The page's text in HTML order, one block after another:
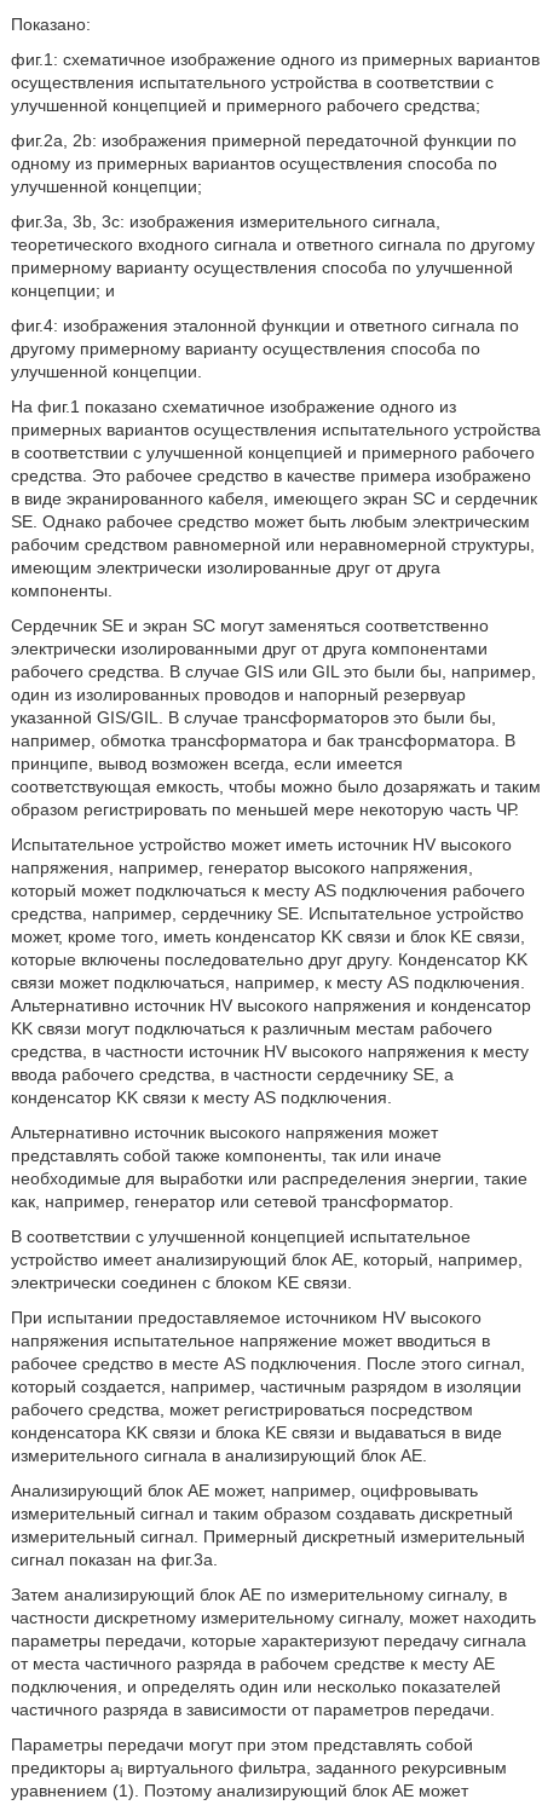
Показано:
фиг.1: схематичное изображение одного из примерных вариантов
осуществления испытательного устройства в соответствии с
улучшенной концепцией и примерного рабочего средства;
фиг.2a, 2b: изображения примерной передаточной функции по
одному из примерных вариантов осуществления способа по
улучшенной концепции;
фиг.3a, 3b, 3c: изображения измерительного сигнала,
теоретического входного сигнала и ответного сигнала по другому
примерному варианту осуществления способа по улучшенной
концепции; и
фиг.4: изображения эталонной функции и ответного сигнала по
другому примерному варианту осуществления способа по
улучшенной концепции.
На фиг.1 показано схематичное изображение одного из
примерных вариантов осуществления испытательного устройства
в соответствии с улучшенной концепцией и примерного рабочего
средства. Это рабочее средство в качестве примера изображено
в виде экранированного кабеля, имеющего экран SC и сердечник
SE. Однако рабочее средство может быть любым электрическим
рабочим средством равномерной или неравномерной структуры,
имеющим электрически изолированные друг от друга
компоненты.
Сердечник SE и экран SC могут заменяться соответственно
электрически изолированными друг от друга компонентами
рабочего средства. В случае GIS или GIL это были бы, например,
один из изолированных проводов и напорный резервуар
указанной GIS/GIL. В случае трансформаторов это были бы,
например, обмотка трансформатора и бак трансформатора. В
принципе, вывод возможен всегда, если имеется
соответствующая емкость, чтобы можно было дозаряжать и таким
образом регистрировать по меньшей мере некоторую часть ЧР.
Испытательное устройство может иметь источник HV высокого
напряжения, например, генератор высокого напряжения,
который может подключаться к месту AS подключения рабочего
средства, например, сердечнику SE. Испытательное устройство
может, кроме того, иметь конденсатор KK связи и блок KE связи,
которые включены последовательно друг другу. Конденсатор KK
связи может подключаться, например, к месту AS подключения.
Альтернативно источник HV высокого напряжения и конденсатор
KK связи могут подключаться к различным местам рабочего
средства, в частности источник HV высокого напряжения к месту
ввода рабочего средства, в частности сердечнику SE, а
конденсатор KK связи к месту AS подключения.
Альтернативно источник высокого напряжения может
представлять собой также компоненты, так или иначе
необходимые для выработки или распределения энергии, такие
как, например, генератор или сетевой трансформатор.
В соответствии с улучшенной концепцией испытательное
устройство имеет анализирующий блок AE, который, например,
электрически соединен с блоком KE связи.
При испытании предоставляемое источником HV высокого
напряжения испытательное напряжение может вводиться в
рабочее средство в месте AS подключения. После этого сигнал,
который создается, например, частичным разрядом в изоляции
рабочего средства, может регистрироваться посредством
конденсатора KK связи и блока KE связи и выдаваться в виде
измерительного сигнала в анализирующий блок AE.
Анализирующий блок AE может, например, оцифровывать
измерительный сигнал и таким образом создавать дискретный
измерительный сигнал. Примерный дискретный измерительный
сигнал показан на фиг.3a.
Затем анализирующий блок AE по измерительному сигналу, в
частности дискретному измерительному сигналу, может находить
параметры передачи, которые характеризуют передачу сигнала
от места частичного разряда в рабочем средстве к месту AE
подключения, и определять один или несколько показателей
частичного разряда в зависимости от параметров передачи.
Параметры передачи могут при этом представлять собой
предикторы aiвиртуального фильтра, заданного рекурсивным
уравнением (1). Поэтому анализирующий блок AE может